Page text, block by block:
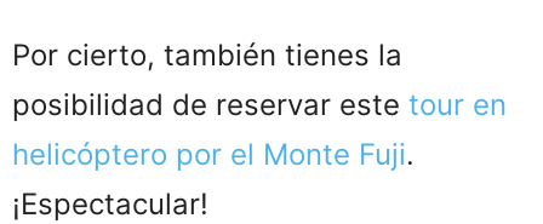
Por cierto, también tienes la
posibilidad de reservar este tour en
helicóptero por el Monte Fuji.
¡Espectacular!